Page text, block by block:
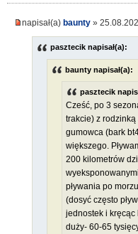
napisał(a) baunty »
pasztecik napisał(a):
baunty napisał(a):
pasztecik
Cześć, po 3
trakcie) z
gumowca (bark
większego.
200 kilometrów
pływania po
(dosyć często
jednostek i kręcąc
duży- 60-65